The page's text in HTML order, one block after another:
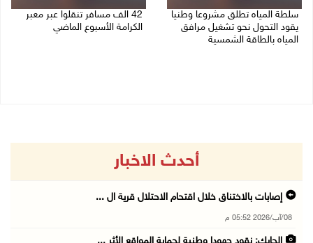
سلطة المياه تطلق مشروعا وطنيا
يقود التحول نحو تشغيل مرافق
المياه بالطاقة الشمسية
42 الف مسافر تنقلوا عبر معبر
الكرامة الأسبوع الماضي
أحدث الاخبار
إصابات بالاختناق خلال اقتحام الاحتلال قرية ال ...
08/آب/2026 05:52 م